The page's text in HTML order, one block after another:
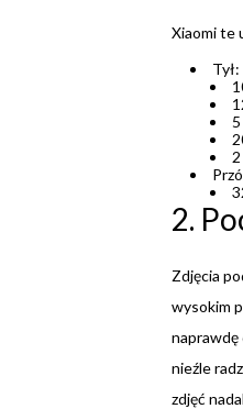
Xiaomi te
Tył:
2.
Zdjęcia
wysokim
naprawdę
nieźle
zdjęć